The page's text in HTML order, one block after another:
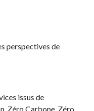
perspectives de
issus de
Zéro Carbone, Zéro